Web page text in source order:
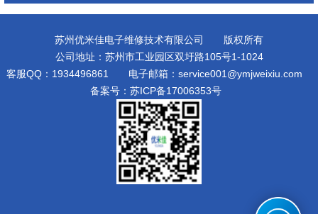
苏州优米佳电子维修技术有限公司 版权所有
公司地址：苏州市工业园区双圩路105号1-1024
客服QQ：1934496861 电子邮箱：service001@ymjweixiu.com
备案号： 苏ICP备17006353号